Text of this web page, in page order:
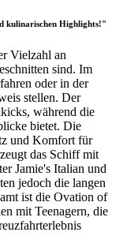
kulinarischen Highlights!"
Vielzahl an
sind. Im
oder in der
stellen. Der
während die
bietet. Die
und Komfort für
das Schiff mit
Jamie's Italian und
jedoch die langen
ist die Ovation of
mit Teenagern, die